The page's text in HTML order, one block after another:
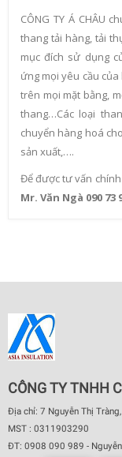
CÔNG TY Á CHÂU
thang tải hàng, tải
mục đích sử dụng
ứng mọi yêu cầu
trên mọi mặt bằng,
thang…Các loại
chuyển hàng hoá
sản xuất,….
Để được tư vấn
Mr. Văn Ngà 090 73
CÔNG TY TNHH
Địa chỉ: 7 Nguyễn Thị
MST : 0311903290
ĐT: 0908 090 989 -